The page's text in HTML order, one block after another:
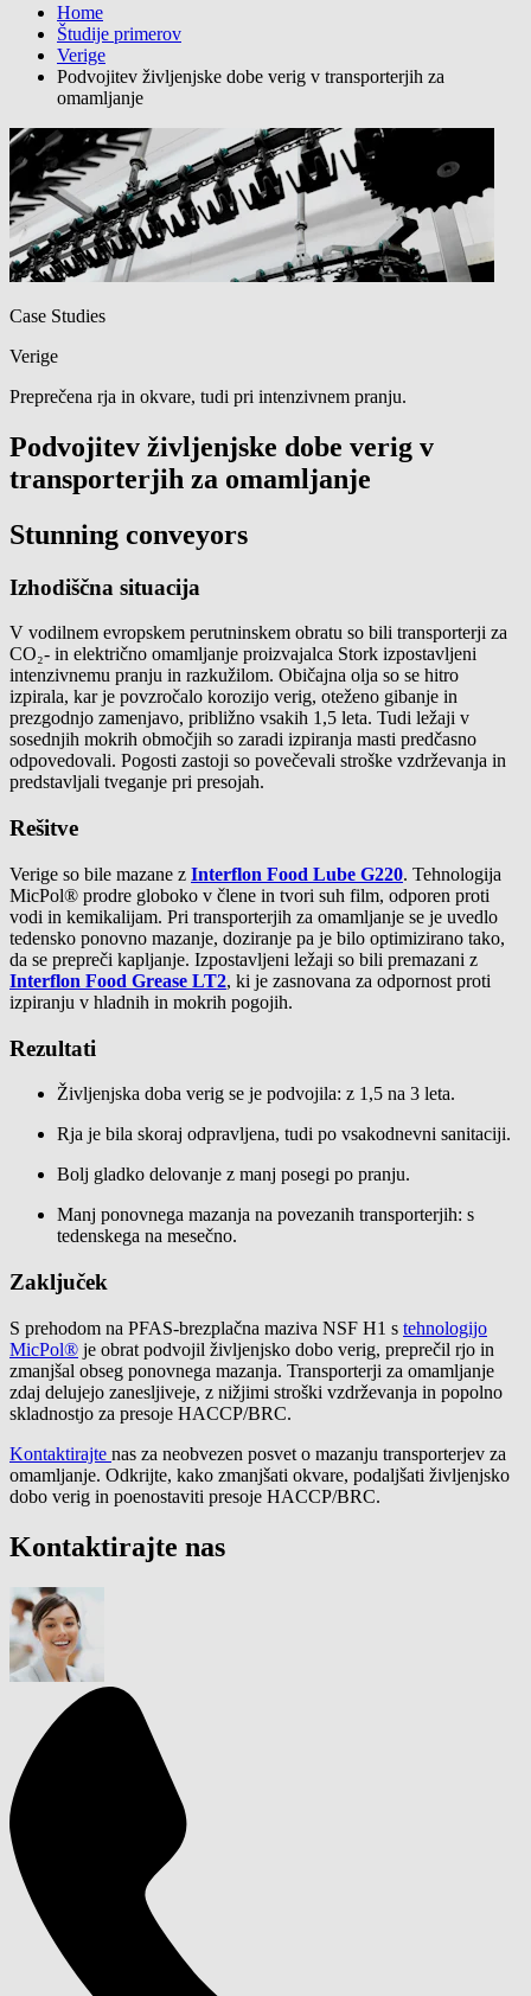
Home
Študije primerov
Verige
Podvojitev življenjske dobe verig v transporterjih za
omamljanje
Case Studies
Verige
Preprečena rja in okvare, tudi pri intenzivnem pranju.
Podvojitev življenjske dobe verig v
transporterjih za omamljanje
Stunning conveyors
Izhodiščna situacija
V vodilnem evropskem perutninskem obratu so bili transporterji za
CO₂- in električno omamljanje proizvajalca Stork izpostavljeni
intenzivnemu pranju in razkužilom. Običajna olja so se hitro
izpirala, kar je povzročalo korozijo verig, oteženo gibanje in
prezgodnjo zamenjavo, približno vsakih 1,5 leta. Tudi ležaji v
sosednjih mokrih območjih so zaradi izpiranja masti predčasno
odpovedovali. Pogosti zastoji so povečevali stroške vzdrževanja in
predstavljali tveganje pri presojah.
Rešitve
Verige so bile mazane z Interflon Food Lube G220. Tehnologija
MicPol® prodre globoko v člene in tvori suh film, odporen proti
vodi in kemikalijam. Pri transporterjih za omamljanje se je uvedlo
tedensko ponovno mazanje, doziranje pa je bilo optimizirano tako,
da se prepreči kapljanje. Izpostavljeni ležaji so bili premazani z
Interflon Food Grease LT2, ki je zasnovana za odpornost proti
izpiranju v hladnih in mokrih pogojih.
Rezultati
Življenjska doba verig se je podvojila: z 1,5 na 3 leta.
Rja je bila skoraj odpravljena, tudi po vsakodnevni sanitaciji.
Bolj gladko delovanje z manj posegi po pranju.
Manj ponovnega mazanja na povezanih transporterjih: s
tedenskega na mesečno.
Zaključek
S prehodom na PFAS-brezplačna maziva NSF H1 s tehnologijo
MicPol® je obrat podvojil življenjsko dobo verig, preprečil rjo in
zmanjšal obseg ponovnega mazanja. Transporterji za omamljanje
zdaj delujejo zanesljiveje, z nižjimi stroški vzdrževanja in popolno
skladnostjo za presoje HACCP/BRC.
Kontaktirajte nas za neobvezen posvet o mazanju transporterjev za
omamljanje. Odkrijte, kako zmanjšati okvare, podaljšati življenjsko
dobo verig in poenostaviti presoje HACCP/BRC.
Kontaktirajte nas